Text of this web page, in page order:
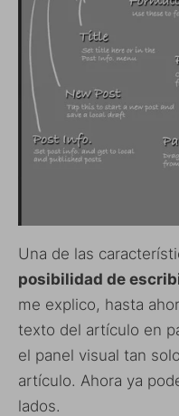
Una de las
posibilidad de
me explico, hasta
texto del artículo en
el panel visual tan
artículo. Ahora ya
lados.